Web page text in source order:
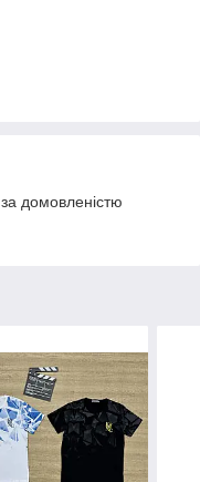
домовленістю